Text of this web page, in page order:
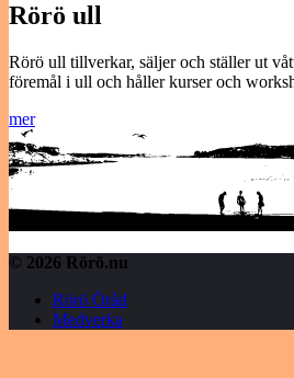
Rörö ull
Rörö ull tillverkar, säljer och ställer ut
föremål i ull och håller kurser och
mer
© 2026 Rörö.nu
Rörö Öråd
Medverka